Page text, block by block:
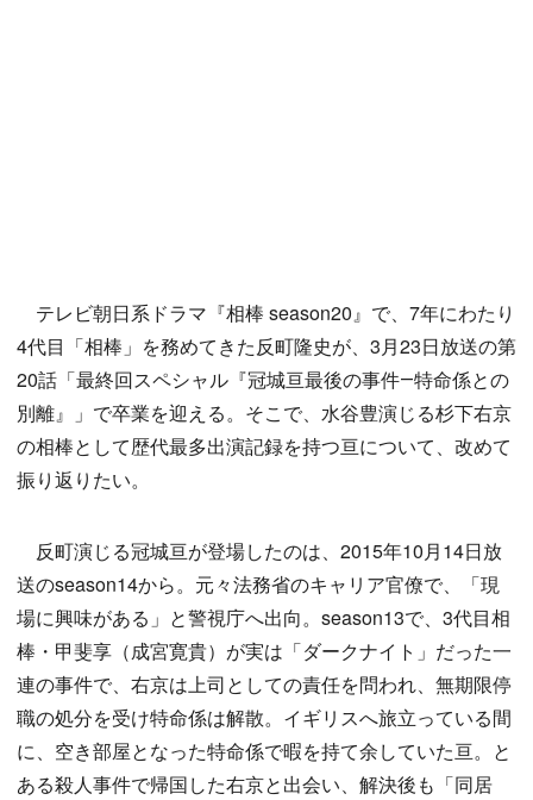
テレビ朝日系ドラマ『相棒 season20』で、7年にわたり
4代目「相棒」を務めてきた反町隆史が、3月23日放送の第
20話「最終回スペシャル『冠城亘最後の事件―特命係との
別離』」で卒業を迎える。そこで、水谷豊演じる杉下右京
の相棒として歴代最多出演記録を持つ亘について、改めて
振り返りたい。
反町演じる冠城亘が登場したのは、2015年10月14日放
送のseason14から。元々法務省のキャリア官僚で、「現
場に興味がある」と警視庁へ出向。season13で、3代目相
棒・甲斐享（成宮寛貴）が実は「ダークナイト」だった一
連の事件で、右京は上司としての責任を問われ、無期限停
職の処分を受け特命係は解散。イギリスへ旅立っている間
に、空き部屋となった特命係で暇を持て余していた亘。と
ある殺人事件で帰国した右京と出会い、解決後も「同居